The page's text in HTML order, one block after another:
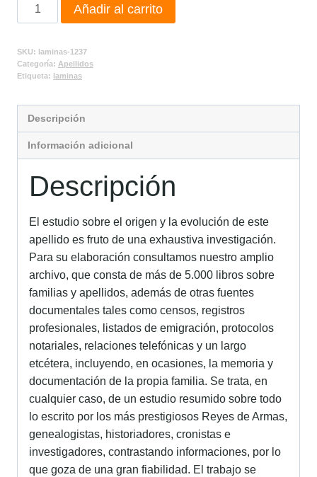
Añadir al carrito
SKU: laminas-1237
Categoría: Apellidos
Etiqueta: laminas
Descripción
Información adicional
Descripción
El estudio sobre el origen y la evolución de este
apellido es fruto de una exhaustiva investigación.
Para su elaboración consultamos nuestro amplio
archivo, que consta de más de 5.000 libros sobre
familias y apellidos, además de otras fuentes
documentales tales como censos, registros
profesionales, listados de emigración, protocolos
notariales, relaciones telefónicas y un largo
etcétera, incluyendo, en ocasiones, la memoria y
documentación de la propia familia. Se trata, en
cualquier caso, de un estudio resumido sobre todo
lo escrito por los más prestigiosos Reyes de Armas,
genealogistas, historiadores, cronistas e
investigadores, contrastando informaciones, por lo
que goza de una gran fiabilidad. El trabajo se